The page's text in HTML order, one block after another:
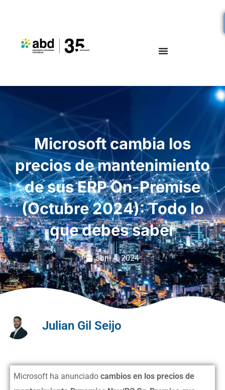
Microsoft cambia los
precios de mantenimiento
de sus ERP On-Premise
(Octubre 2024): Todo lo
que debes saber
abril 4, 2024
Julian Gil Seijo
Microsoft ha anunciado cambios en los precios de